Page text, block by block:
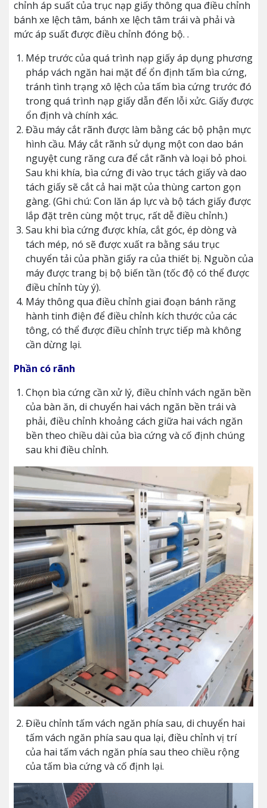
chỉnh áp suất của trục nạp giấy thông qua điều chỉnh
bánh xe lệch tâm, bánh xe lệch tâm trái và phải và
mức áp suất được điều chỉnh đóng bộ. .
Mép trước của quá trình nạp giấy áp dụng phương
pháp vách ngăn hai mặt để ổn định tấm bìa cứng,
tránh tình trạng xô lệch của tấm bìa cứng trước đó
trong quá trình nạp giấy dẫn đến lỗi xửc. Giấy được
ổn định và chính xác.
Đầu máy cắt rãnh được làm bằng các bộ phận mực
hình cầu. Máy cắt rãnh sử dụng một con dao bán
nguyệt cung răng cưa để cắt rãnh và loại bỏ phoi.
Sau khi khía, bìa cứng đi vào trục tách giấy và dao
tách giấy sẽ cắt cả hai mặt của thùng carton gọn
gàng. (Ghi chú: Con lăn áp lực và bộ tách giấy được
lắp đặt trên cùng một trục, rất dễ điều chỉnh.)
Sau khi bìa cứng được khía, cắt góc, ép dòng và
tách mép, nó sẽ được xuất ra bằng sáu trục
chuyển tải của phần giấy ra của thiết bị. Nguồn của
máy được trang bị bộ biến tần (tốc độ có thể được
điều chỉnh tùy ý).
Máy thông qua điều chỉnh giai đoạn bánh răng
hành tinh điện để điều chỉnh kích thước của các
tông, có thể được điều chỉnh trực tiếp mà không
cần dừng lại.
Phần có rãnh
Chọn bìa cứng cần xử lý, điều chỉnh vách ngăn bền
của bàn ăn, di chuyển hai vách ngăn bền trái và
phải, điều chỉnh khoảng cách giữa hai vách ngăn
bền theo chiều dài của bìa cứng và cố định chúng
sau khi điều chỉnh.
Điều chỉnh tấm vách ngăn phía sau, di chuyển hai
tấm vách ngăn phía sau qua lại, điều chỉnh vị trí
của hai tấm vách ngăn phía sau theo chiều rộng
của tấm bìa cứng và cố định lại.